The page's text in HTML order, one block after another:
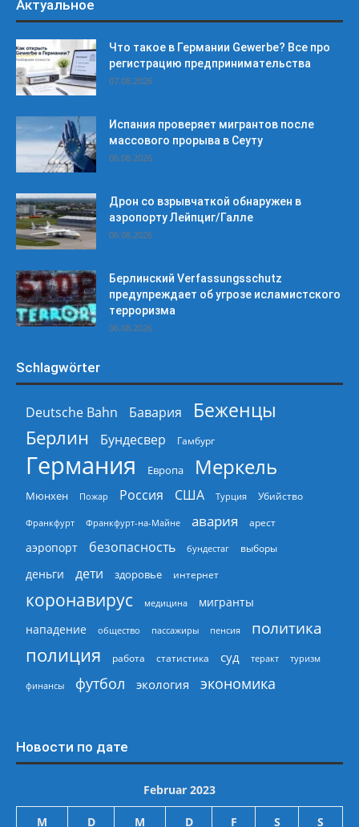
Актуальное
Что такое в Германии Gewerbe? Все про
регистрацию предпринимательства
07.08.2026
Испания проверяет мигрантов после
массового прорыва в Сеуту
06.08.2026
Дрон со взрывчаткой обнаружен в
аэропорту Лейпциг/Галле
06.08.2026
Берлинский Verfassungsschutz
предупреждает об угрозе исламистского
терроризма
06.08.2026
Schlagwörter
Deutsche Bahn Бавария
Беженцы
Берлин
Бундесвер Гамбург
Германия Европа Меркель
Мюнхен Пожар Россия США Турция Убийство
Франкфурт Франкфурт-на-Майне авария арест
аэропорт безопасность бундестаг выборы
деньги дети здоровье интернет
коронавирус медицина
мигранты
нападение
общество пассажиры пенсия политика
полиция работа статистика суд теракт туризм
финансы футбол экология экономика
Новости по дате
Februar 2023
M D M D F S S